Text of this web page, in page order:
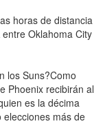
horas de distancia
Oklahoma City
los Suns?Como
Phoenix recibirán al
es la décima
más de